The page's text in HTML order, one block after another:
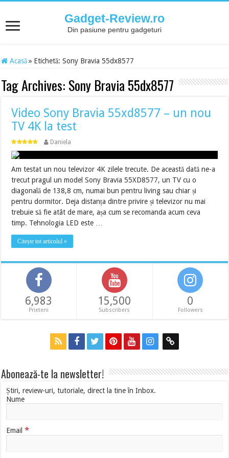
Gadget-Review.ro
Din pasiune pentru gadgeturi
Acasă » Etichetă:Sony Bravia 55dx8577
Tag Archives: Sony Bravia 55dx8577
Video Sony Bravia 55xd8577 – un nou
TV 4K la test
Daniela
Am testat un nou televizor 4K zilele trecute. De această dată ne-a
trecut pragul un model Sony Bravia 55XD8577, un TV cu o
diagonală de 138,8 cm, numai bun pentru living sau chiar și
pentru dormitor. Deja distanța dintre privire și televizor nu mai
trebuie să fie atât de mare, așa cum se recomanda acum ceva
timp. Tehnologia LED este …
Citește tot articolul »
6,983
Prieteni
15,500
Subscribers
0
Followers
Abonează-te la newsletter!
Știri, review-uri, tutoriale, direct la tine în Inbox.
Nume
Email*